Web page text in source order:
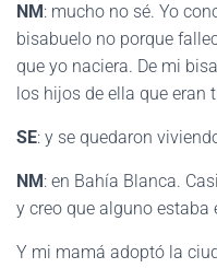
NM : mucho no sé. Yo
bisabuelo no porque
que yo naciera. De mi
los hijos de ella que
SE: y se quedaron
NM : en Bahía Blanca.
y creo que alguno estaba
Y mi mamá adoptó la